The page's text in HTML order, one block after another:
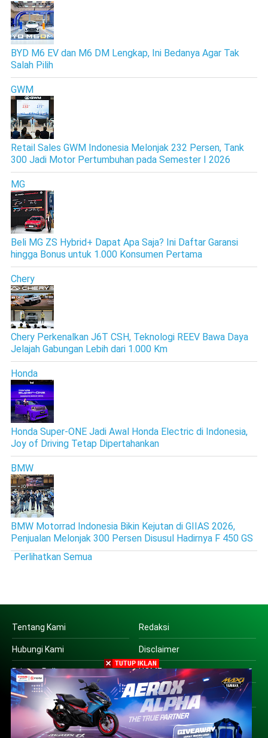
BYD M6 EV dan M6 DM Lengkap, Ini Bedanya Agar Tak
Salah Pilih
GWM
Retail Sales GWM Indonesia Melonjak 232 Persen, Tank
300 Jadi Motor Pertumbuhan pada Semester I 2026
MG
Beli MG ZS Hybrid+ Dapat Apa Saja? Ini Daftar Garansi
hingga Bonus untuk 1.000 Konsumen Pertama
Chery
Chery Perkenalkan J6T CSH, Teknologi REEV Bawa Daya
Jelajah Gabungan Lebih dari 1.000 Km
Honda
Honda Super-ONE Jadi Awal Honda Electric di Indonesia,
Joy of Driving Tetap Dipertahankan
BMW
BMW Motorrad Indonesia Bikin Kejutan di GIIAS 2026,
Penjualan Melonjak 300 Persen Disusul Hadirnya F 450 GS
Perlihatkan Semua
Tentang Kami Redaksi
Hubungi Kami Disclaimer
Privacy Policy HOME
Copyright © 2016 | PT SUARA OTO JATIM